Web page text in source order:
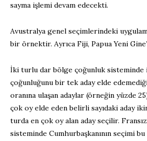
sayma işlemi devam edecekti.
Avustralya genel seçimlerindeki
bir örnektir. Ayrıca Fiji, Papua Yeni
İki turlu dar bölge çoğunluk sisteminde
çoğunluğunu bir tek aday elde
oranına ulaşan adaylar (örneğin yüzde
çok oy elde eden belirli sayıdaki aday
turda en çok oy alan aday seçilir. Fransız
sisteminde Cumhurbaşkanının seçimi